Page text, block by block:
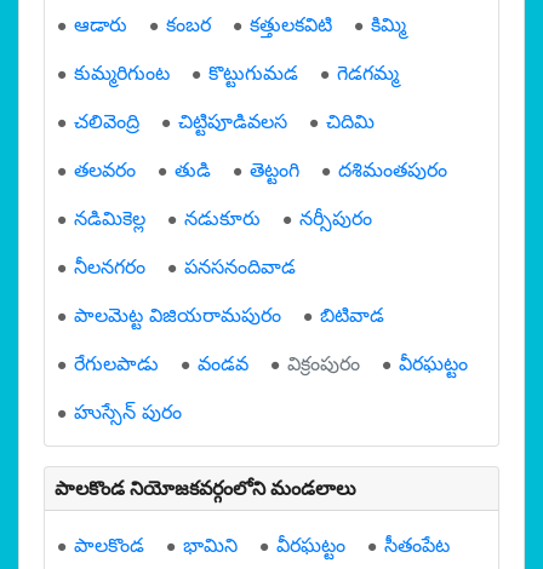
ఆడారు కంబర కత్తులకవిటి
కిమ్మి
కుమ్మరిగుంట
కొట్టుగుమడ
గెడగమ్మ
చలివెంద్రి
చిట్టిపూడివలస
చిదిమి
తలవరం
తుడి తెట్టంగి
దశిమంతపురం
నడిమికెల్ల
నడుకూరు
నర్సీపురం
నీలనగరం
పనసనందివాడ
పాలమెట్ట విజియరామపురం
బిటివాడ
రేగులపాడు
వండవ విక్రంపురం
వీరఘట్టం
హుస్సేన్ పురం
పాలకొండ నియోజకవర్గంలోని మండలాలు
పాలకొండ భామిని వీరఘట్టం సీతంపేట